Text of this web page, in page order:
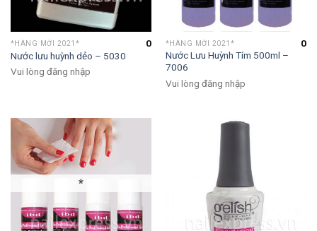
*HÀNG MỚI 2021*
Nước lưu huỳnh dẻo – 5030
0
Vui lòng đăng nhập
*HÀNG MỚI 2021*
Nước Lưu Huỳnh Tím 500ml –
7006
0
Vui lòng đăng nhập
*